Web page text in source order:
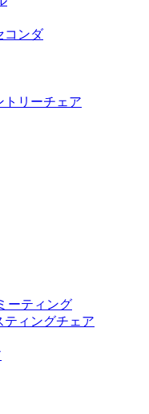
コンダ
トリーチェア
ーティング
ティングチェア